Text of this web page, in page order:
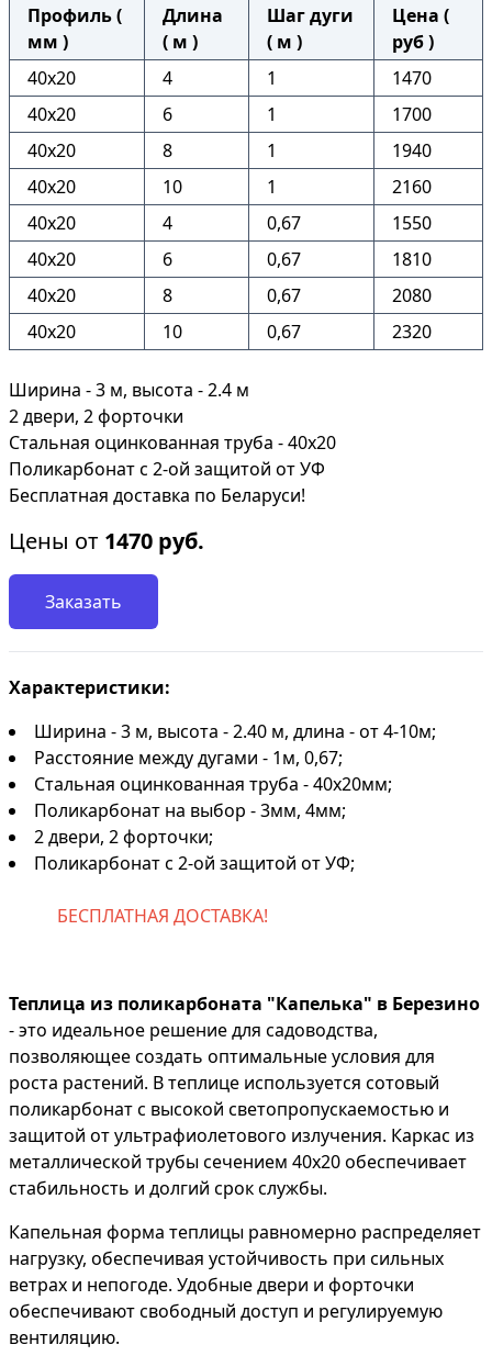
Профиль (
мм )
Длина
( м )
Шаг дуги
( м )
Цена (
руб )
40х20
4 1
1470
40х20
6 1
1700
40х20
8 1
1940
40х20
10 1
2160
40х20
4 0,67
1550
40х20
6 0,67
1810
40х20
8 0,67
2080
40х20
10 0,67 2320
Ширина - 3 м, высота - 2.4 м
2 двери, 2 форточки
Стальная оцинкованная труба - 40х20
Поликарбонат с 2-ой защитой от УФ
Бесплатная доставка по Беларуси!
Цены от 1470 руб.
Заказать
Характеристики:
Ширина - 3 м, высота - 2.40 м, длина - от 4-10м;
Расстояние между дугами - 1м, 0,67;
Стальная оцинкованная труба - 40х20мм;
Поликарбонат на выбор - 3мм, 4мм;
2 двери, 2 форточки;
Поликарбонат с 2-ой защитой от УФ;
БЕСПЛАТНАЯ ДОСТАВКА!
Теплица из поликарбоната "Капелька" в Березино
- это идеальное решение для садоводства,
позволяющее создать оптимальные условия для
роста растений. В теплице используется сотовый
поликарбонат с высокой светопропускаемостью и
защитой от ультрафиолетового излучения. Каркас из
металлической трубы сечением 40х20 обеспечивает
стабильность и долгий срок службы.
Капельная форма теплицы равномерно распределяет
нагрузку, обеспечивая устойчивость при сильных
ветрах и непогоде. Удобные двери и форточки
обеспечивают свободный доступ и регулируемую
вентиляцию.